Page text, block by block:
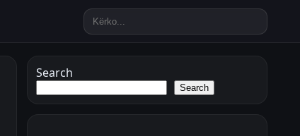
Search
Search